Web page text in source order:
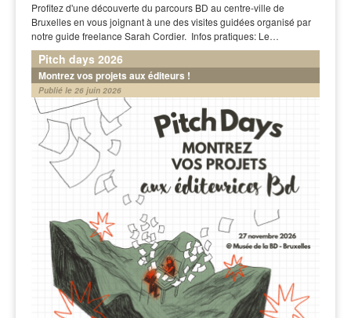
Profitez d'une découverte du parcours BD au centre-ville de
Bruxelles en vous joignant à une des visites guidées organisé par
notre guide freelance Sarah Cordier. Infos pratiques: Le…
Pitch days 2026
Montrez vos projets aux éditeurs !
Publié le 26 juin 2026